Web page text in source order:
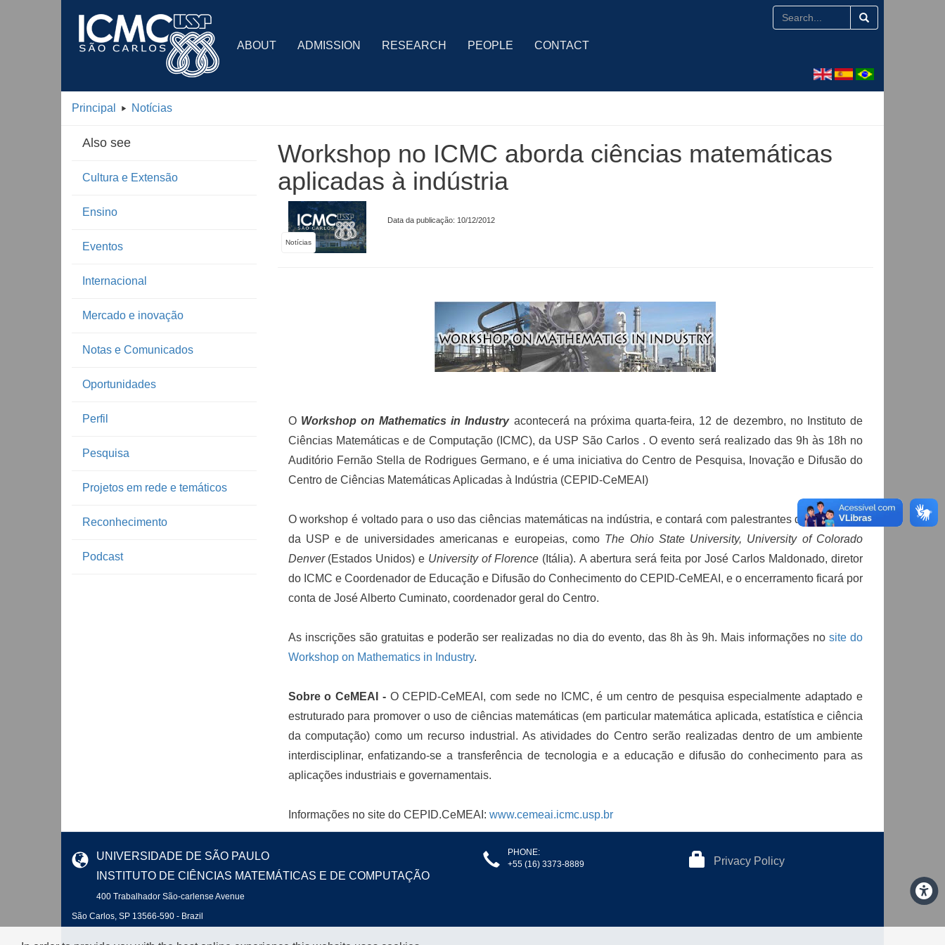
ABOUT ADMISSION RESEARCH PEOPLE CONTACT
Principal Notícias
Also see
Cultura e Extensão
Ensino
Eventos
Internacional
Mercado e inovação
Notas e Comunicados
Oportunidades
Perfil
Pesquisa
Projetos em rede e temáticos
Reconhecimento
Podcast
Workshop no ICMC aborda ciências matemáticas
aplicadas à indústria
Notícias
Data da publicação: 10/12/2012
O Workshop on Mathematics in Industryacontecerá na próxima quarta-feira, 12 de dezembro, no Instituto de
Ciências Matemáticas e de Computação (ICMC), da USP São Carlos . O evento será realizado das 9h às 18h no
Auditório Fernão Stella de Rodrigues Germano, e é uma iniciativa do Centro de Pesquisa, Inovação e Difusão do
Centro de Ciências Matemáticas Aplicadas à Indústria (CEPID-CeMEAI)
O workshop é voltado para o uso das ciências matemáticas na indústria, e contará com palestrantes de empresas,
da USP e de universidades americanas e europeias, como The Ohio State University, University of Colorado
Denver(Estados Unidos) e University of Florence (Itália). A abertura será feita por José Carlos Maldonado, diretor
do ICMC e Coordenador de Educação e Difusão do Conhecimento do CEPID-CeMEAI, e o encerramento ficará por
conta de José Alberto Cuminato, coordenador geral do Centro.
As inscrições são gratuitas e poderão ser realizadas no dia do evento, das 8h às 9h. Mais informações no site do
Workshop on Mathematics in Industry.
Sobre o CeMEAI - O CEPID-CeMEAI, com sede no ICMC, é um centro de pesquisa especialmente adaptado e
estruturado para promover o uso de ciências matemáticas (em particular matemática aplicada, estatística e ciência
da computação) como um recurso industrial. As atividades do Centro serão realizadas dentro de um ambiente
interdisciplinar, enfatizando-se a transferência de tecnologia e a educação e difusão do conhecimento para as
aplicações industriais e governamentais.
Informações no site do CEPID.CeMEAI: www.cemeai.icmc.usp.br
UNIVERSIDADE DE SÃO PAULO
INSTITUTO DE CIÊNCIAS MATEMÁTICAS E DE COMPUTAÇÃO
400 Trabalhador São-carlense Avenue
São Carlos, SP 13566-590 - Brazil
PHONE:
+55 (16) 3373-8889
Privacy Policy